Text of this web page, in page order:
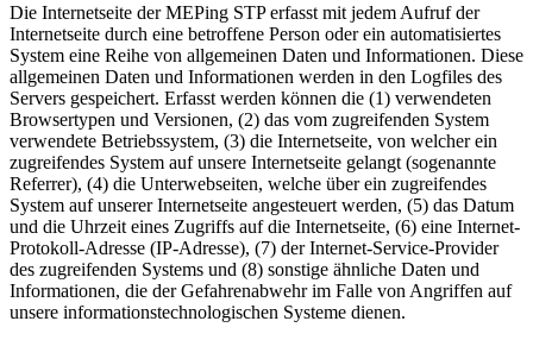
Die Internetseite der MEPing STP erfasst mit jedem Aufruf der
Internetseite durch eine betroffene Person oder ein automatisiertes
System eine Reihe von allgemeinen Daten und Informationen. Diese
allgemeinen Daten und Informationen werden in den Logfiles des
Servers gespeichert. Erfasst werden können die (1) verwendeten
Browsertypen und Versionen, (2) das vom zugreifenden System
verwendete Betriebssystem, (3) die Internetseite, von welcher ein
zugreifendes System auf unsere Internetseite gelangt (sogenannte
Referrer), (4) die Unterwebseiten, welche über ein zugreifendes
System auf unserer Internetseite angesteuert werden, (5) das Datum
und die Uhrzeit eines Zugriffs auf die Internetseite, (6) eine Internet-
Protokoll-Adresse (IP-Adresse), (7) der Internet-Service-Provider
des zugreifenden Systems und (8) sonstige ähnliche Daten und
Informationen, die der Gefahrenabwehr im Falle von Angriffen auf
unsere informationstechnologischen Systeme dienen.